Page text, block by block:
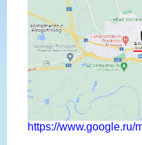
https://www.google.ru/